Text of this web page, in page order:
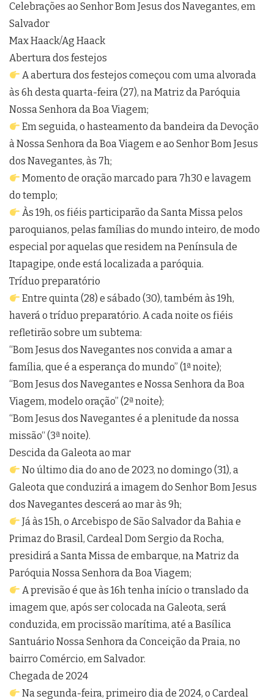
Celebrações ao Senhor Bom Jesus dos Navegantes, em
Salvador
Max Haack/Ag Haack
Abertura dos festejos
A abertura dos festejos começou com uma alvorada
às 6h desta quarta-feira (27), na Matriz da Paróquia
Nossa Senhora da Boa Viagem;
Em seguida, o hasteamento da bandeira da Devoção
à Nossa Senhora da Boa Viagem e ao Senhor Bom Jesus
dos Navegantes, às 7h;
Momento de oração marcado para 7h30 e lavagem
do templo;
Às 19h, os fiéis participarão da Santa Missa pelos
paroquianos, pelas famílias do mundo inteiro, de modo
especial por aquelas que residem na Península de
Itapagipe, onde está localizada a paróquia.
Tríduo preparatório
Entre quinta (28) e sábado (30), também às 19h,
haverá o tríduo preparatório. A cada noite os fiéis
refletirão sobre um subtema:
“Bom Jesus dos Navegantes nos convida a amar a
família, que é a esperança do mundo” (1ª noite);
“Bom Jesus dos Navegantes e Nossa Senhora da Boa
Viagem, modelo oração” (2ª noite);
“Bom Jesus dos Navegantes é a plenitude da nossa
missão“ (3ª noite).
Descida da Galeota ao mar
No último dia do ano de 2023, no domingo (31), a
Galeota que conduzirá a imagem do Senhor Bom Jesus
dos Navegantes descerá ao mar às 9h;
Já às 15h, o Arcebispo de São Salvador da Bahia e
Primaz do Brasil, Cardeal Dom Sergio da Rocha,
presidirá a Santa Missa de embarque, na Matriz da
Paróquia Nossa Senhora da Boa Viagem;
A previsão é que às 16h tenha início o translado da
imagem que, após ser colocada na Galeota, será
conduzida, em procissão marítima, até a Basílica
Santuário Nossa Senhora da Conceição da Praia, no
bairro Comércio, em Salvador.
Chegada de 2024
Na segunda-feira, primeiro dia de 2024, o Cardeal